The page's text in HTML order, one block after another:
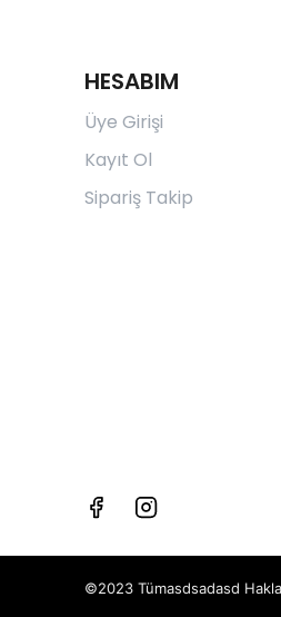
HESABIM
Üye Girişi
Kayıt Ol
Sipariş Takip
©2023 Tümasdsadasd